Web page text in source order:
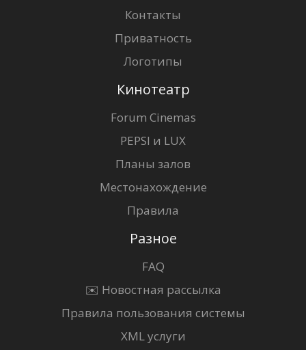
Контакты
Приватность
Логотипы
Кинотеатр
Forum Cinemas
PEPSI и LUX
Планы залов
Местонахождение
Правила
Разное
FAQ
✉️ Новостная рассылка
Правила пользования системы
XML услуги